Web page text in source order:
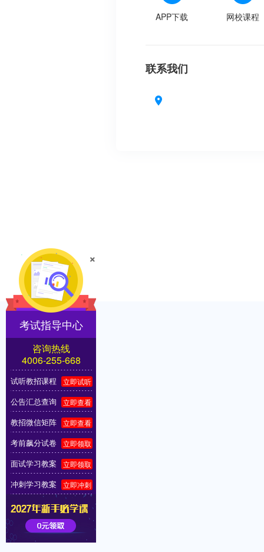
APP下载 网校课程
联系我们
考试指导中心
咨询热线
4006-255-668
试听教招课程 立即试听
公告汇总查询 立即查看
教招微信矩阵 立即查看
考前飙分试卷 立即领取
面试学习教案 立即领取
冲刺学习教案 立即冲刺
×